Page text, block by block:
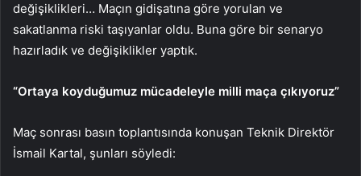
değişiklikleri… Maçın gidişatına göre yorulan ve
sakatlanma riski taşıyanlar oldu. Buna göre bir senaryo
hazırladık ve değişiklikler yaptık.
“Ortaya koyduğumuz mücadeleyle milli maça çıkıyoruz”
Maç sonrası basın toplantısında konuşan Teknik Direktör
İsmail Kartal, şunları söyledi: